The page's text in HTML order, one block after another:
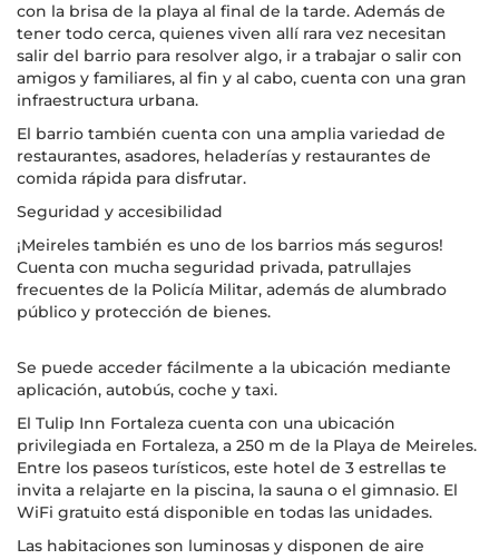
con la brisa de la playa al final de la tarde. Además de
tener todo cerca, quienes viven allí rara vez necesitan
salir del barrio para resolver algo, ir a trabajar o salir con
amigos y familiares, al fin y al cabo, cuenta con una gran
infraestructura urbana.
El barrio también cuenta con una amplia variedad de
restaurantes, asadores, heladerías y restaurantes de
comida rápida para disfrutar.
Seguridad y accesibilidad
¡Meireles también es uno de los barrios más seguros!
Cuenta con mucha seguridad privada, patrullajes
frecuentes de la Policía Militar, además de alumbrado
público y protección de bienes.
Se puede acceder fácilmente a la ubicación mediante
aplicación, autobús, coche y taxi.
El Tulip Inn Fortaleza cuenta con una ubicación
privilegiada en Fortaleza, a 250 m de la Playa de Meireles.
Entre los paseos turísticos, este hotel de 3 estrellas te
invita a relajarte en la piscina, la sauna o el gimnasio. El
WiFi gratuito está disponible en todas las unidades.
Las habitaciones son luminosas y disponen de aire